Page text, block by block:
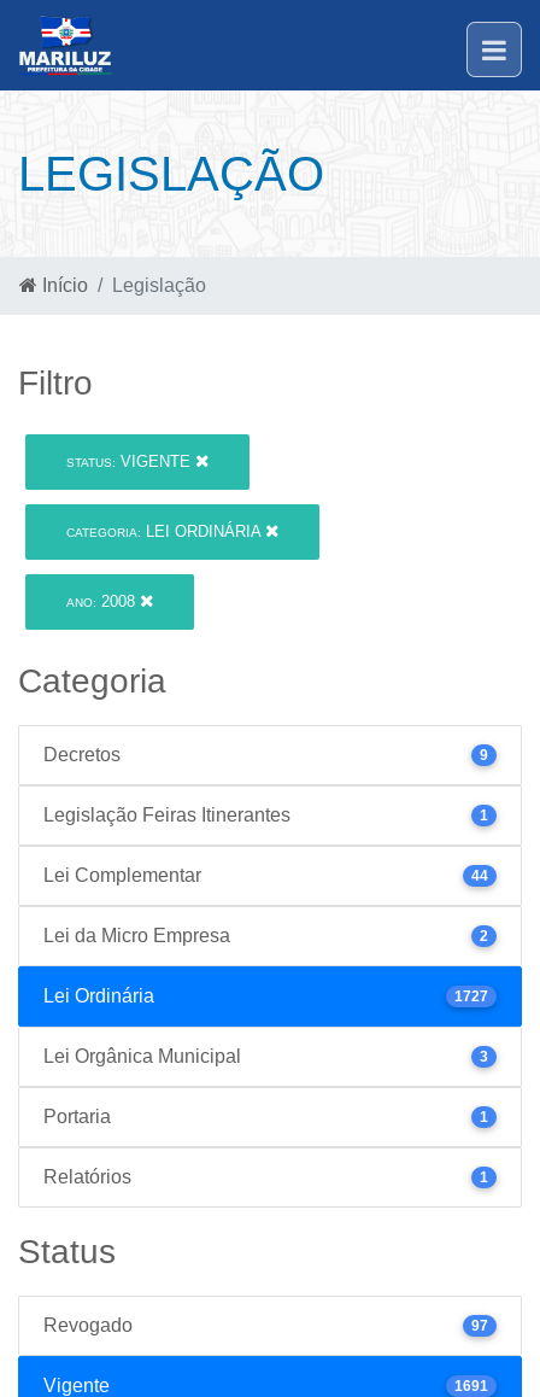
LEGISLAÇÃO
Início Legislação
Filtro
STATUS: VIGENTE
CATEGORIA: LEI ORDINÁRIA
ANO: 2008
Categoria
Decretos 9
Legislação Feiras Itinerantes 1
Lei Complementar 44
Lei da Micro Empresa 2
Lei Ordinária 1727
Lei Orgânica Municipal 3
Portaria 1
Relatórios 1
Status
Revogado 97
Vigente 1691